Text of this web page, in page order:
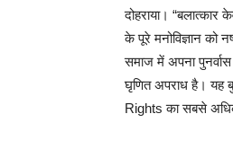
दोहराया।
के पूरे मनोविज्ञान
समाज में अपना
घृणित अपराध है। यह
Rights का सबसे